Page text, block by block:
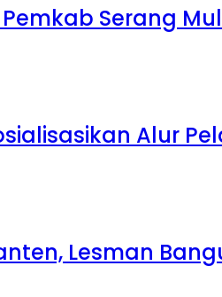
Serang
Alur
Lesman